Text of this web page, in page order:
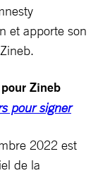
et apporte son
Zineb
pour signer
2022 est
de la